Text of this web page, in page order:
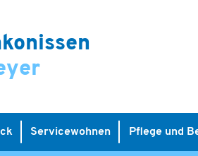
Servicewohnen Pflege und